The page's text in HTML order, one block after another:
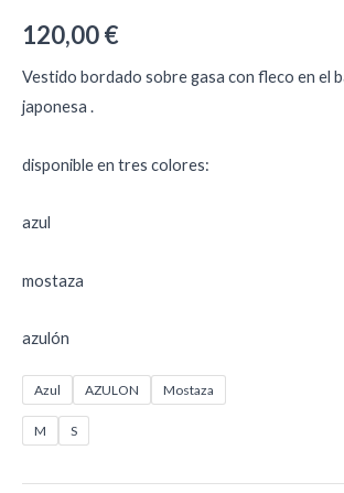
120,00€
Vestido bordado sobre gasa con fleco en el
japonesa .
disponible en tres colores:
azul
mostaza
azulón
Azul AZULON Mostaza
M S